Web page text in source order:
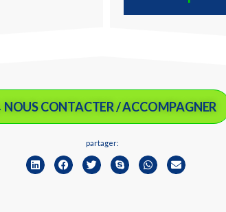
NOUS CONTACTER / ACCOMPAGNER
partager: